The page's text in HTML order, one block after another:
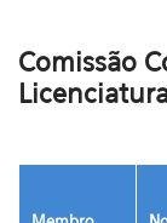
Comissão